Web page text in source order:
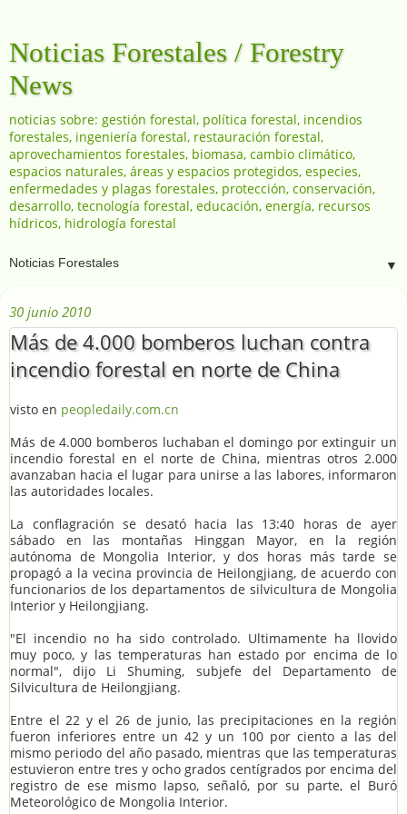
Noticias Forestales / Forestry
News
noticias sobre: gestión forestal, política forestal, incendios
forestales, ingeniería forestal, restauración forestal,
aprovechamientos forestales, biomasa, cambio climático,
espacios naturales, áreas y espacios protegidos, especies,
enfermedades y plagas forestales, protección, conservación,
desarrollo, tecnología forestal, educación, energía, recursos
hídricos, hidrología forestal
▼
30 junio 2010
Más de 4.000 bomberos luchan contra
incendio forestal en norte de China
visto en peopledaily.com.cn
Más de 4.000 bomberos luchaban el domingo por extinguir un
incendio forestal en el norte de China, mientras otros 2.000
avanzaban hacia el lugar para unirse a las labores, informaron
las autoridades locales.
La conflagración se desató hacia las 13:40 horas de ayer
sábado en las montañas Hinggan Mayor, en la región
autónoma de Mongolia Interior, y dos horas más tarde se
propagó a la vecina provincia de Heilongjiang, de acuerdo con
funcionarios de los departamentos de silvicultura de Mongolia
Interior y Heilongjiang.
"El incendio no ha sido controlado. Ultimamente ha llovido
muy poco, y las temperaturas han estado por encima de lo
normal", dijo Li Shuming, subjefe del Departamento de
Silvicultura de Heilongjiang.
Entre el 22 y el 26 de junio, las precipitaciones en la región
fueron inferiores entre un 42 y un 100 por ciento a las del
mismo periodo del año pasado, mientras que las temperaturas
estuvieron entre tres y ocho grados centígrados por encima del
registro de ese mismo lapso, señaló, por su parte, el Buró
Meteorológico de Mongolia Interior.